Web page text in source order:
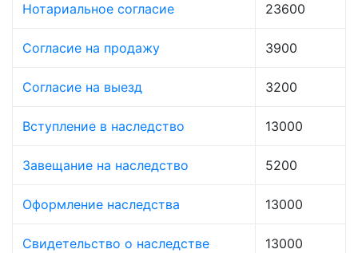
Нотариальное согласие 23600
Согласие на продажу 3900
Согласие на выезд 3200
Вступление в наследство 13000
Завещание на наследство 5200
Оформление наследства 13000
Свидетельство о наследстве 13000